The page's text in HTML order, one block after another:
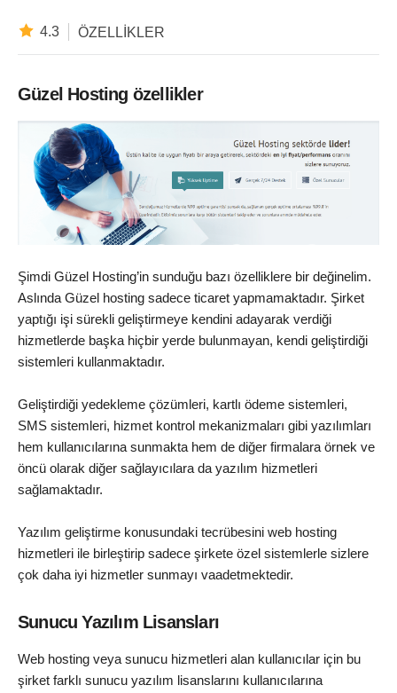
4.3 ÖZELLIKLER
Güzel Hosting özellikler
Şimdi Güzel Hosting’in sunduğu bazı özelliklere bir değinelim.
Aslında Güzel hosting sadece ticaret yapmamaktadır. Şirket
yaptığı işi sürekli geliştirmeye kendini adayarak verdiği
hizmetlerde başka hiçbir yerde bulunmayan, kendi geliştirdiği
sistemleri kullanmaktadır.
Geliştirdiği yedekleme çözümleri, kartlı ödeme sistemleri,
SMS sistemleri, hizmet kontrol mekanizmaları gibi yazılımları
hem kullanıcılarına sunmakta hem de diğer firmalara örnek ve
öncü olarak diğer sağlayıcılara da yazılım hizmetleri
sağlamaktadır.
Yazılım geliştirme konusundaki tecrübesini web hosting
hizmetleri ile birleştirip sadece şirkete özel sistemlerle sizlere
çok daha iyi hizmetler sunmayı vaadetmektedir.
Sunucu Yazılım Lisansları
Web hosting veya sunucu hizmetleri alan kullanıcılar için bu
şirket farklı sunucu yazılım lisanslarını kullanıcılarına